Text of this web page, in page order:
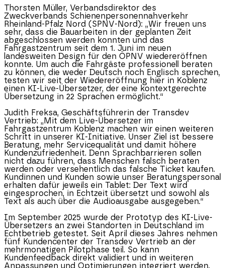
Thorsten Müller, Verbandsdirektor des
Zweckverbands Schienenpersonennahverkehr
Rheinland-Pfalz Nord (SPNV-Nord): „Wir freuen uns
sehr, dass die Bauarbeiten in der geplanten Zeit
abgeschlossen werden konnten und das
Fahrgastzentrum seit dem 1. Juni im neuen
landesweiten Design für den ÖPNV wiedereröffnen
konnte. Um auch die Fahrgäste professionell beraten
zu können, die weder Deutsch noch Englisch sprechen,
testen wir seit der Wiedereröffnung hier in Koblenz
einen KI-Live-Übersetzer, der eine kontextgerechte
Übersetzung in 22 Sprachen ermöglicht.“
Judith Freksa, Geschäftsführerin der Transdev
Vertrieb: „Mit dem Live-Übersetzer im
Fahrgastzentrum Koblenz machen wir einen weiteren
Schritt in unserer KI-Initiative. Unser Ziel ist bessere
Beratung, mehr Servicequalität und damit höhere
Kundenzufriedenheit. Denn Sprachbarrieren sollen
nicht dazu führen, dass Menschen falsch beraten
werden oder versehentlich das falsche Ticket kaufen.
Kundinnen und Kunden sowie unser Beratungspersonal
erhalten dafür jeweils ein Tablet: Der Text wird
eingesprochen, in Echtzeit übersetzt und sowohl als
Text als auch über die Audioausgabe ausgegeben.“
Im September 2025 wurde der Prototyp des KI-Live-
Übersetzers an zwei Standorten in Deutschland im
Echtbetrieb getestet. Seit April dieses Jahres nehmen
fünf Kundencenter der Transdev Vertrieb an der
mehrmonatigen Pilotphase teil. So kann
Kundenfeedback direkt validiert und in weiteren
Anpassungen und Optimierungen integriert werden.